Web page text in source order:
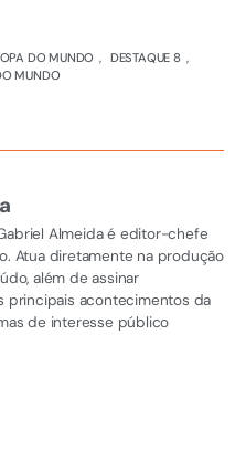
DO MUNDO , DESTAQUE 8 ,
MUNDO
Almeida é editor-chefe
Atua diretamente na produção
além de assinar
principais acontecimentos da
de interesse público